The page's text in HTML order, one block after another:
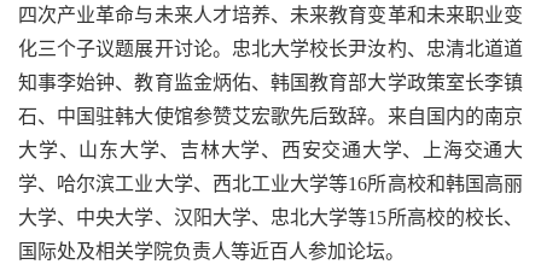
四次产业革命与未来人才培养、未来教育变革和未来职业变
化三个子议题展开讨论。忠北大学校长尹汝杓、忠清北道道
知事李始钟、教育监金炳佑、韩国教育部大学政策室长李镇
石、中国驻韩大使馆参赞艾宏歌先后致辞。来自国内的南京
大学、山东大学、吉林大学、西安交通大学、上海交通大
学、哈尔滨工业大学、西北工业大学等16所高校和韩国高丽
大学、中央大学、汉阳大学、忠北大学等15所高校的校长、
国际处及相关学院负责人等近百人参加论坛。